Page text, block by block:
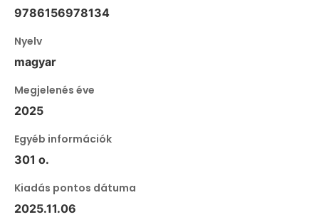
9786156978134
Nyelv
magyar
Megjelenés éve
2025
Egyéb információk
301 o.
Kiadás pontos dátuma
2025.11.06